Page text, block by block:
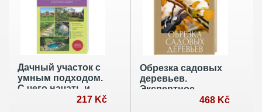
Дачный участок с
умным подходом.
С чего начать и
как организовать
217 Kč
Обрезка садовых
деревьев.
Экспертное
руководство по468 Kč